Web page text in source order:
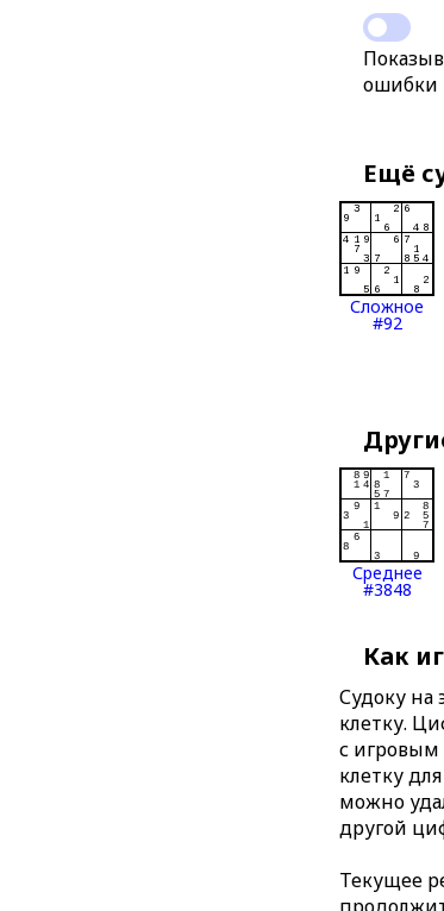
ошибки
Ещё
Сложное
#92
Среднее
#3848
Как
Судоку
клетку.
с
клетку
можно
другой
Текущее